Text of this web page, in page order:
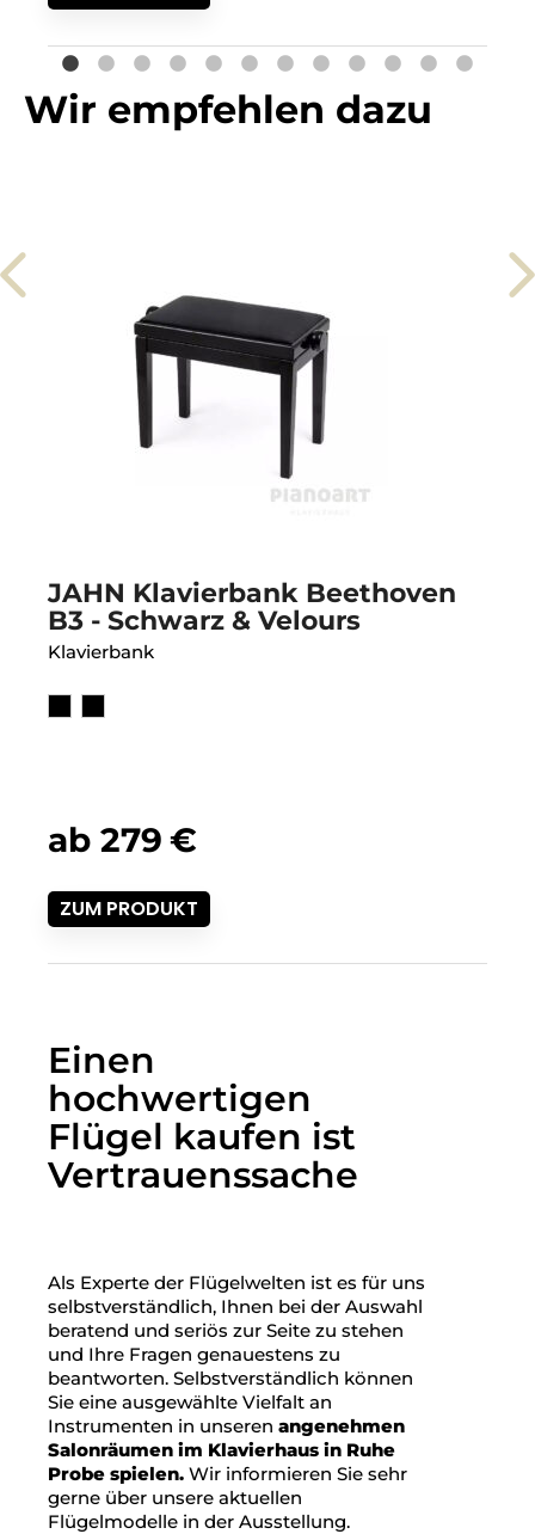
8.500€
6.800€.
Wir empfehlen dazu
JAHN Klavierbank Beethoven
B3 - Schwarz & Velours
Klavierbank
ab 279 €
ZUM PRODUKT
Einen
hochwertigen
Flügel kaufen ist
Vertrauenssache
Als Experte der Flügelwelten ist es für uns
selbstverständlich, Ihnen bei der Auswahl
beratend und seriös zur Seite zu stehen
und Ihre Fragen genauestens zu
beantworten. Selbstverständlich können
Sie eine ausgewählte Vielfalt an
Instrumenten in unseren angenehmen
Salonräumen im Klavierhaus in Ruhe
Probe spielen. Wir informieren Sie sehr
gerne über unsere aktuellen
Flügelmodelle in der Ausstellung.